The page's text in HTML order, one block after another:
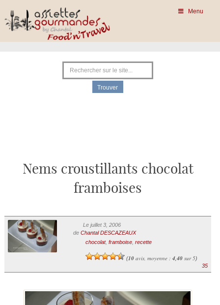
Menu
Nems croustillants chocolat
framboises
Le juillet 3, 2006
de Chantal DESCAZEAUX
chocolat, framboise, recette
(10avis, moyenne : 4,40sur 5)
35